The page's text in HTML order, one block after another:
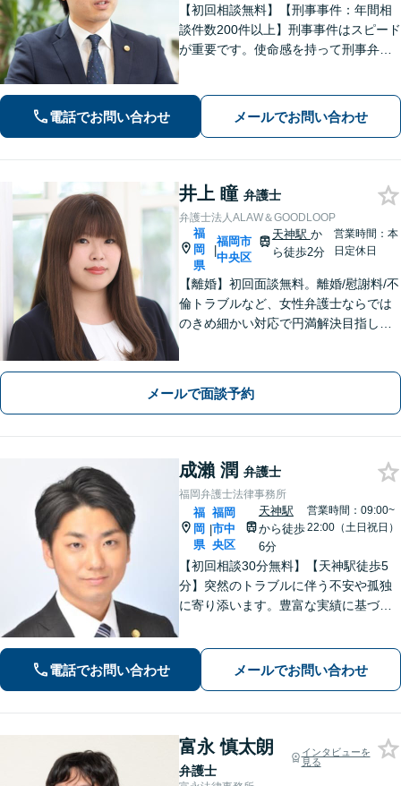
【初回相談無料】【刑事事件：年間相
談件数200件以上】刑事事件はスピード
が重要です。使命感を持って刑事弁護
対応可能：通訳を介さず英語で直接サ
ポート】
電話でお問い合わせ メールでお問い合わせ
井上 瞳 弁護士
弁護士法人ALAW＆GOODLOOP
福
岡
県
|
福岡市
中央区
天神駅 か
ら徒歩2分
営業時間：本
日定休日
【離婚】初回面談無料。離婚/慰謝料/不
倫トラブルなど、女性弁護士ならでは
のきめ細かい対応で円満解決目指しま
法的バックアップはお任せください。
メールで面談予約
成瀨 潤 弁護士
福岡弁護士法律事務所
福
岡
県
|
福岡
市中
央区
天神駅
から徒歩
6分
営業時間：09:00~
22:00（土日祝日）
【初回相談30分無料】【天神駅徒歩5
分】突然のトラブルに伴う不安や孤独
に寄り添います。豊富な実績に基づく
の相談から培った確かな交渉力であな
たを守り抜きます。【LINE予約可】
電話でお問い合わせ メールでお問い合わせ
富永 慎太朗
弁護士
インタビューを
見る